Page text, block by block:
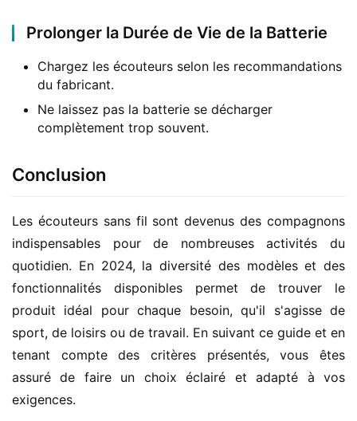
Prolonger la Durée de Vie de la Batterie
Chargez les écouteurs selon les recommandations
du fabricant.
Ne laissez pas la batterie se décharger
complètement trop souvent.
Conclusion
Les écouteurs sans fil sont devenus des compagnons
indispensables pour de nombreuses activités du
quotidien. En 2024, la diversité des modèles et des
fonctionnalités disponibles permet de trouver le
produit idéal pour chaque besoin, qu'il s'agisse de
sport, de loisirs ou de travail. En suivant ce guide et en
tenant compte des critères présentés, vous êtes
assuré de faire un choix éclairé et adapté à vos
exigences.